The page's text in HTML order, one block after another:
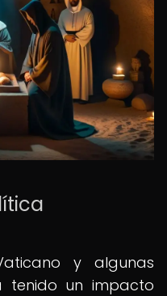
y algunas
tenido un impacto